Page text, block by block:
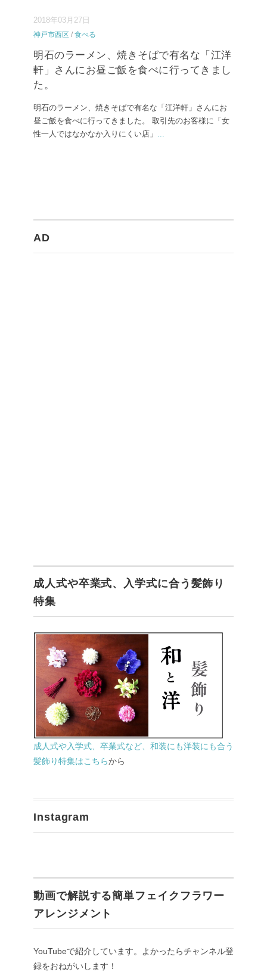
2018年03月27日
神戸市西区 / 食べる
明石のラーメン、焼きそばで有名な「江洋
軒」さんにお昼ご飯を食べに行ってきまし
た。
明石のラーメン、焼きそばで有名な「江洋軒」さんにお
昼ご飯を食べに行ってきました。 取引先のお客様に「女
性一人ではなかなか入りにくい店」 ...
AD
成人式や卒業式、入学式に合う髪飾り
特集
成人式や入学式、卒業式など、和装にも洋装にも合う
髪飾り特集はこちらから
Instagram
動画で解説する簡単フェイクフラワー
アレンジメント
YouTubeで紹介しています。よかったらチャンネル登
録をおねがいします！